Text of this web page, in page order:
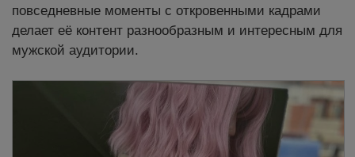
повседневные моменты с откровенными кадрами
делает её контент разнообразным и интересным для
мужской аудитории.